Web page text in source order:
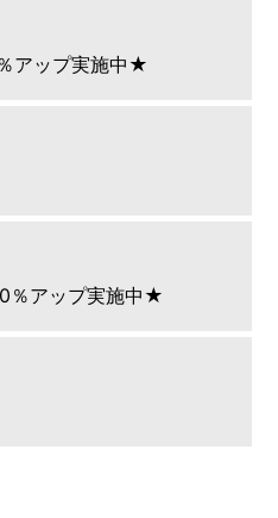
アップ実施中★
％アップ実施中★